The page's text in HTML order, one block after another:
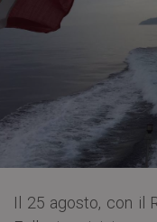
Il 25 agosto, con il